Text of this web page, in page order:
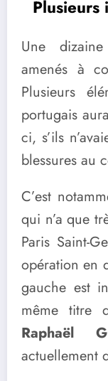
Plusieurs
Une
amenés à
Plusieurs
portugais
ci, s’ils
blessures au
C’est
qui n’a que
Paris Saint-
opération en
gauche est
même titre
Raphaël
actuellement